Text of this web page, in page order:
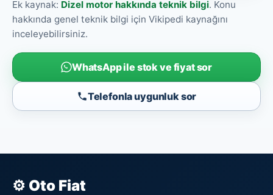
Ek kaynak: Dizel motor hakkında teknik bilgi. Konu
hakkında genel teknik bilgi için Vikipedi kaynağını
inceleyebilirsiniz.
WhatsApp ile stok ve fiyat sor
Telefonla uygunluk sor
⚙ Oto Fiat